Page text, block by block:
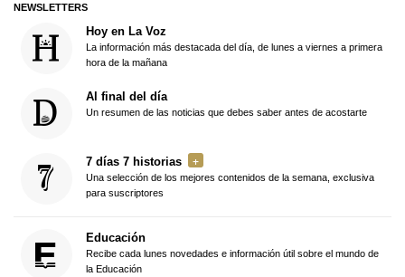
NEWSLETTERS
Hoy en La Voz
La información más destacada del día, de lunes a viernes a primera
hora de la mañana
Al final del día
Un resumen de las noticias que debes saber antes de acostarte
7 días 7 historias
Una selección de los mejores contenidos de la semana, exclusiva
para suscriptores
Educación
Recibe cada lunes novedades e información útil sobre el mundo de
la Educación